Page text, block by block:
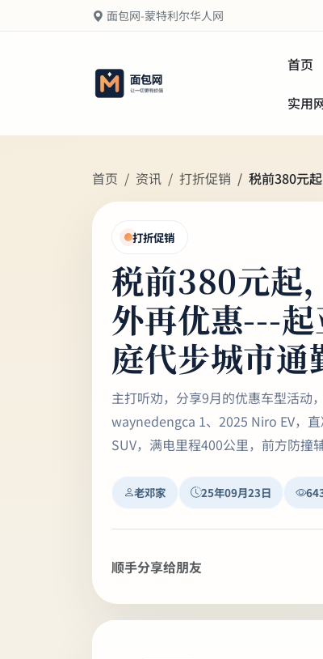
面包网-蒙特利尔华人网
首页
实用
首页 资讯 打折促销 税前380元
打折促销
税前380元
外再优惠---
庭代步城市通
主打听劝，分享9月的优惠车型活动
waynedengca 1、2025 Niro EV，
SUV，满电里程400公里，前方防撞
老邓家 25年09月23日
顺手分享给朋友